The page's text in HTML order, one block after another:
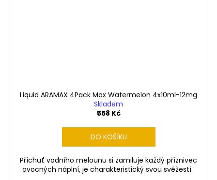
Liquid ARAMAX 4Pack Max Watermelon 4x10ml-12mg
Skladem
558 Kč
DO KOŠÍKU
Příchuť vodního melounu si zamiluje každý příznivec
ovocných náplní, je charakteristický svou svěžestí.